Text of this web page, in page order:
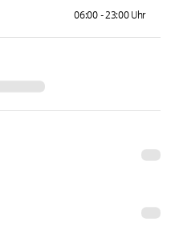
06:00 - 23:00 Uhr